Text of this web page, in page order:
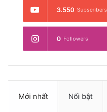
3.550 Subscribers
0 Followers
Mới nhất Nổi bật